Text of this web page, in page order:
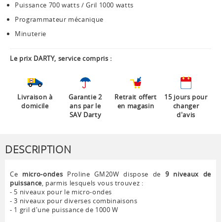
Puissance 700 watts / Gril 1000 watts
Programmateur mécanique
Minuterie
Le prix DARTY, service compris :
Livraison à
domicile
Garantie 2
ans par le
SAV Darty
Retrait offert
en magasin
15 jours pour
changer
d'avis
DESCRIPTION
Ce micro-ondes Proline GM20W dispose de 9 niveaux de
puissance, parmis lesquels vous trouvez :
- 5 niveaux pour le micro-ondes
- 3 niveaux pour diverses combinaisons
- 1 gril d'une puissance de 1000 W